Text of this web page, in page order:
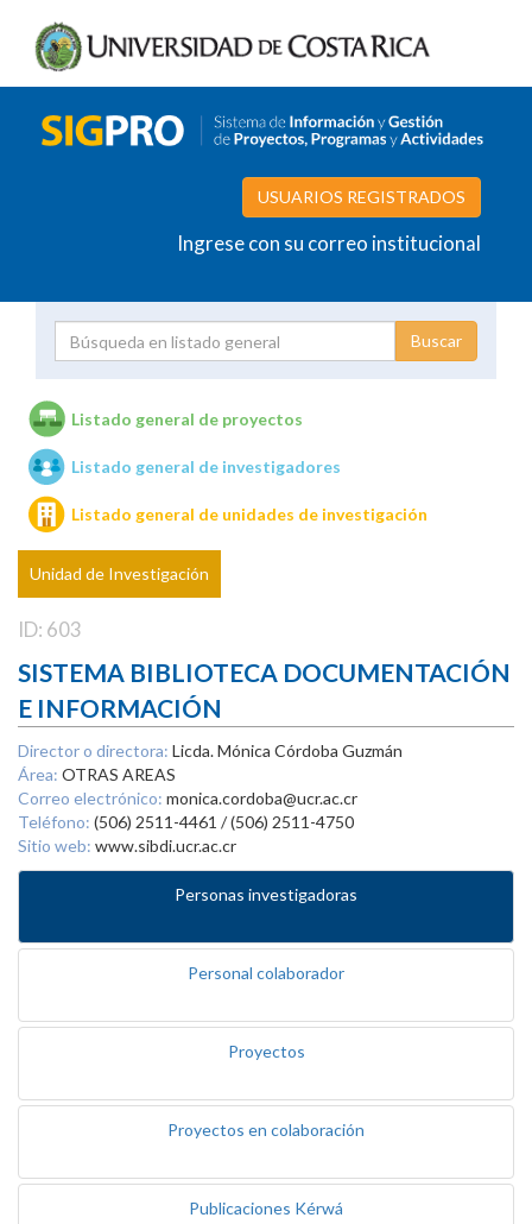
USUARIOS REGISTRADOS
Ingrese con su correo institucional
Unidades de investigación
Listado general de proyectos
Listado general de investigadores
Listado general de unidades de investigación
Unidad de Investigación
ID: 603
SISTEMA BIBLIOTECA DOCUMENTACIÓN
E INFORMACIÓN
Director o directora: Licda. Mónica Córdoba Guzmán
Área: OTRAS AREAS
Correo electrónico: monica.cordoba@ucr.ac.cr
Teléfono: (506) 2511-4461 / (506) 2511-4750
Sitio web: www.sibdi.ucr.ac.cr
Personas investigadoras
Personal colaborador
Proyectos
Proyectos en colaboración
Publicaciones Kérwá